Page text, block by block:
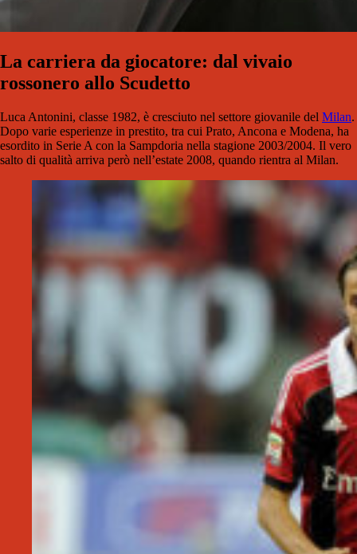
La carriera da giocatore: dal vivaio
rossonero allo Scudetto
Luca Antonini, classe 1982, è cresciuto nel settore giovanile del Milan.
Dopo varie esperienze in prestito, tra cui Prato, Ancona e Modena, ha
esordito in Serie A con la Sampdoria nella stagione 2003/2004. Il vero
salto di qualità arriva però nell’estate 2008, quando rientra al Milan.